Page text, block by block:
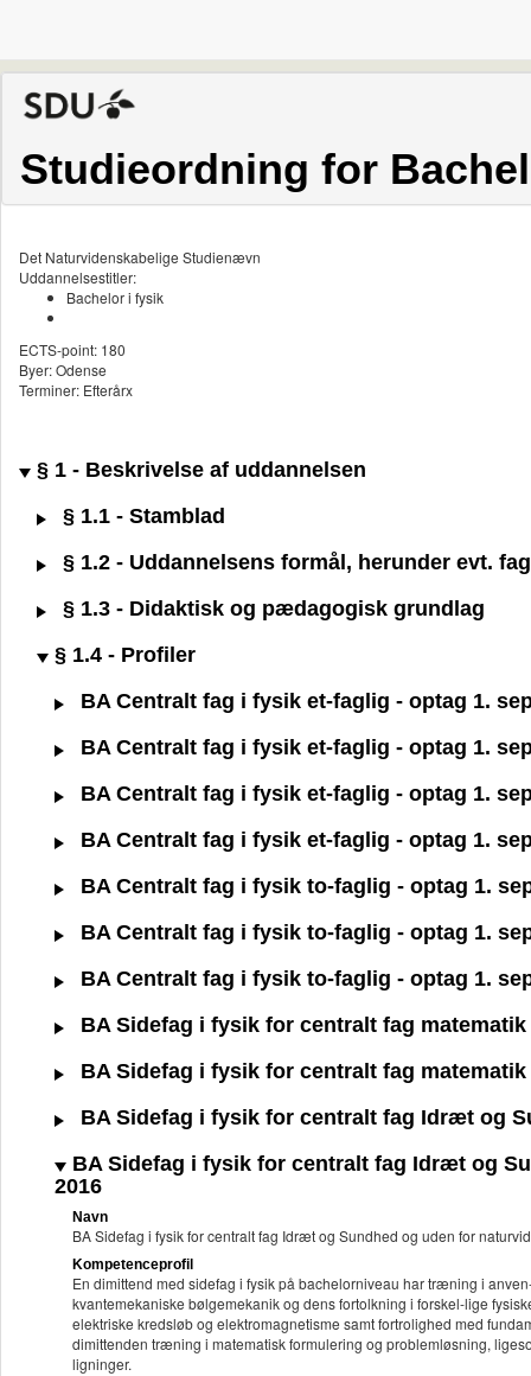
Studieordning for
Det Naturvidenskabelige Studienævn
Uddannelsestitler:
Bachelor i fysik
ECTS-point: 180
Byer: Odense
Terminer: Efterårx
§ 1 - Beskrivelse af uddannelsen
§ 1.1 - Stamblad
§ 1.2 - Uddannelsens formål, herunder evt.
§ 1.3 - Didaktisk og pædagogisk grundlag
§ 1.4 - Profiler
BA Centralt fag i fysik et-faglig - optag 1.
BA Centralt fag i fysik et-faglig - optag 1.
BA Centralt fag i fysik et-faglig - optag 1.
BA Centralt fag i fysik et-faglig - optag 1.
BA Centralt fag i fysik to-faglig - optag 1.
BA Centralt fag i fysik to-faglig - optag 1.
BA Centralt fag i fysik to-faglig - optag 1.
BA Sidefag i fysik for centralt fag matematik
BA Sidefag i fysik for centralt fag
BA Sidefag i fysik for centralt fag Idræt og
BA Sidefag i fysik for centralt fag Idræt og
2016
Navn
BA Sidefag i fysik for centralt fag Idræt og Sundhed og uden for
Kompetenceprofil
En dimittend med sidefag i fysik på bachelorniveau har træning i
kvantemekaniske bølgemekanik og dens fortolkning i forskel-lige
elektriske kredsløb og elektromagnetisme samt fortrolighed med
dimittenden træning i matematisk formulering og problemløsning,
ligninger.